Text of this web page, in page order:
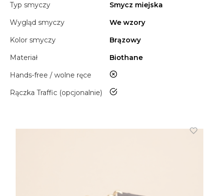
Typ smyczy
Smycz miejska
Wygląd smyczy
We wzory
Kolor smyczy
Brązowy
Materiał
Biothane
Hands-free / wolne ręce
nie
Rączka Traffic (opcjonalnie) tak